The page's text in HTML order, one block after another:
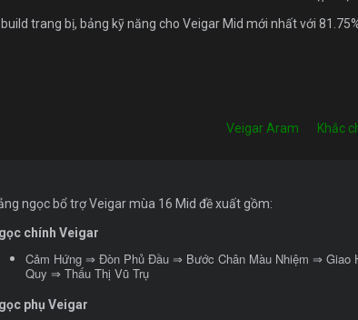
trang bị, bảng kỹ năng cho Veigar Mid mới nhất với
Khắc
Veigar Aram
ngọc bổ trợ Veigar mùa 16 Mid đề xuất gồm:
chính Veigar
Cảm Hứng ⇒ Đòn Phủ Đầu ⇒ Bước Chân Màu Nhiệm ⇒ Giao
Quy ⇒ Thấu Thị Vũ Trụ
phụ Veigar